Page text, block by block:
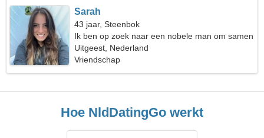
Sarah
43 jaar, Steenbok
Ik ben op zoek naar een nobele man om samen
te reizen
Uitgeest, Nederland
Vriendschap
Hoe NldDatingGo werkt